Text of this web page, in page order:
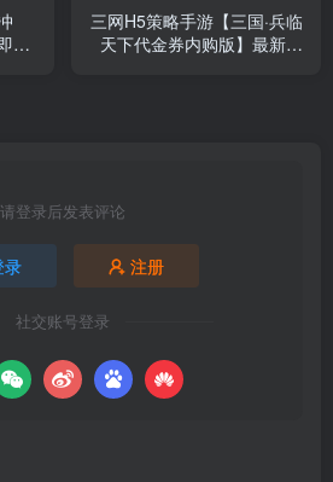
玩
三网H5策略手游【三国·兵临
天下代金券内购版】最新整
请登录后发表评论
录 注册
社交账号登录